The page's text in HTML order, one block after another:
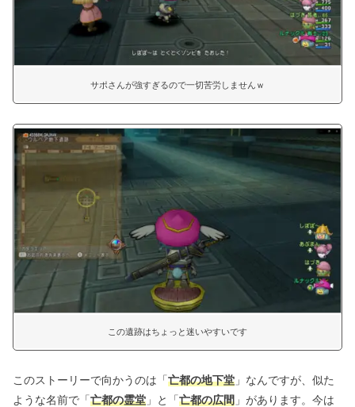
サポさんが強すぎるので一切苦労しませんｗ
この遺跡はちょっと迷いやすいです
このストーリーで向かうのは「亡都の地下堂 」なんですが、似た
ような名前で「亡都の霊堂 」と「亡都の広間 」があります。今は